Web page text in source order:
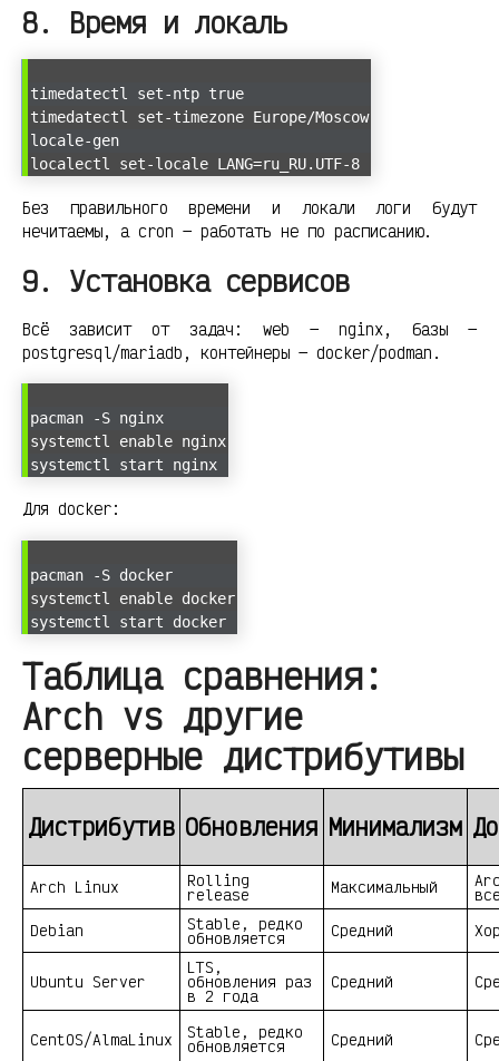
8. Время и локаль
timedatectl set-ntp true
timedatectl set-timezone Europe/Moscow
locale-gen
localectl set-locale LANG=ru_RU.UTF-8
Без правильного времени и локали логи будут
нечитаемы, а cron — работать не по расписанию.
9. Установка сервисов
Всё зависит от задач: web — nginx, базы —
postgresql/mariadb, контейнеры — docker/podman.
pacman -S nginx
systemctl enable nginx
systemctl start nginx
Для docker:
pacman -S docker
systemctl enable docker
systemctl start docker
Таблица сравнения:
Arch vs другие
серверные дистрибутивы
Дистрибутив Обновления Минимализм
Arch Linux Rolling
release Максимальный
Debian
Stable, редко
обновляется Средний
Ubuntu Server
LTS,
обновления раз
в 2 года
Средний
CentOS/AlmaLinux Stable, редко
обновляется Средний